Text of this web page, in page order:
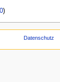
)
Datenschutz